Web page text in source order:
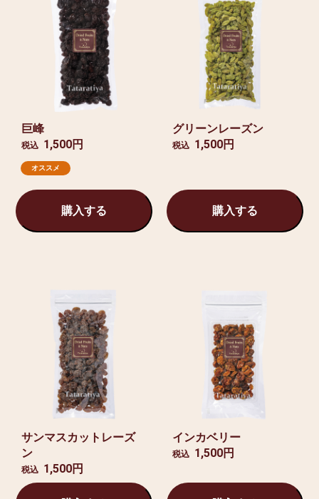
巨峰
税込 1,500円
オススメ
購入する
グリーンレーズン
税込 1,500円
購入する
サンマスカットレーズ
ン
税込 1,500円
インカベリー
税込 1,500円